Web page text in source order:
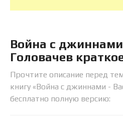
Война с
Головачев
Прочтите описание перед
книгу «Война с джиннами -
бесплатно полную версию: